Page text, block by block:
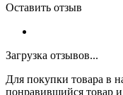
Оставить отзыв
Загрузка отзывов...
Для покупки товара в
понравившийся товар и